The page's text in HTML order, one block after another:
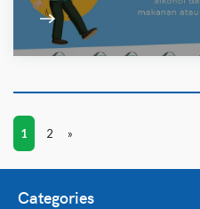
1 2 »
Categories